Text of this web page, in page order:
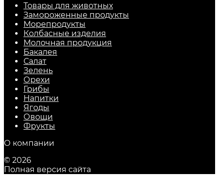
Товары для животных
Замороженные продукты
Морепродукты
Колбасные изделия
Молочная продукция
Бакалея
Салат
Зелень
Орехи
Грибы
Напитки
Ягоды
Овощи
Фрукты
О компании
© 2026
Полная версия сайта